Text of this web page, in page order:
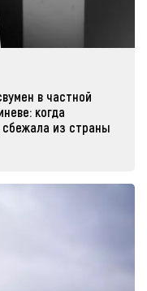
в частной
когда
сбежала из страны